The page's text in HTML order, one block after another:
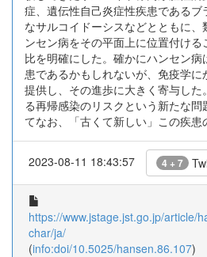
症、遺伝性自己炎症性疾患である
なサルコイドーシスなどとともに
ンセン病をその平面上に位置付け
比を明確にした。確かにハンセン
患であるかもしれないが、免疫学
提供し、その進歩に大きく寄与した
る再帰感染のリスクという新たな
てなお、「古くて新しい」この疾患
2023-08-11 18:43:57 4 + 7
https://www.jstage.jst.go.jp/article/
char/ja/
(info:doi/10.5025/hansen.86.107)